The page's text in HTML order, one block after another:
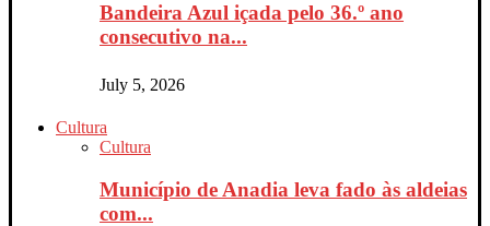
Bandeira Azul içada pelo 36.º ano
consecutivo na...
July 5, 2026
Cultura
Cultura
Município de Anadia leva fado às aldeias
com...